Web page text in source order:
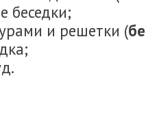
беседки;
и решетки (